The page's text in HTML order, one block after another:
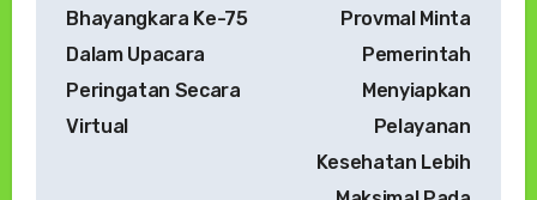
Bhayangkara Ke-75
Dalam Upacara
Peringatan Secara
Virtual
Provmal Minta
Pemerintah
Menyiapkan
Pelayanan
Kesehatan Lebih